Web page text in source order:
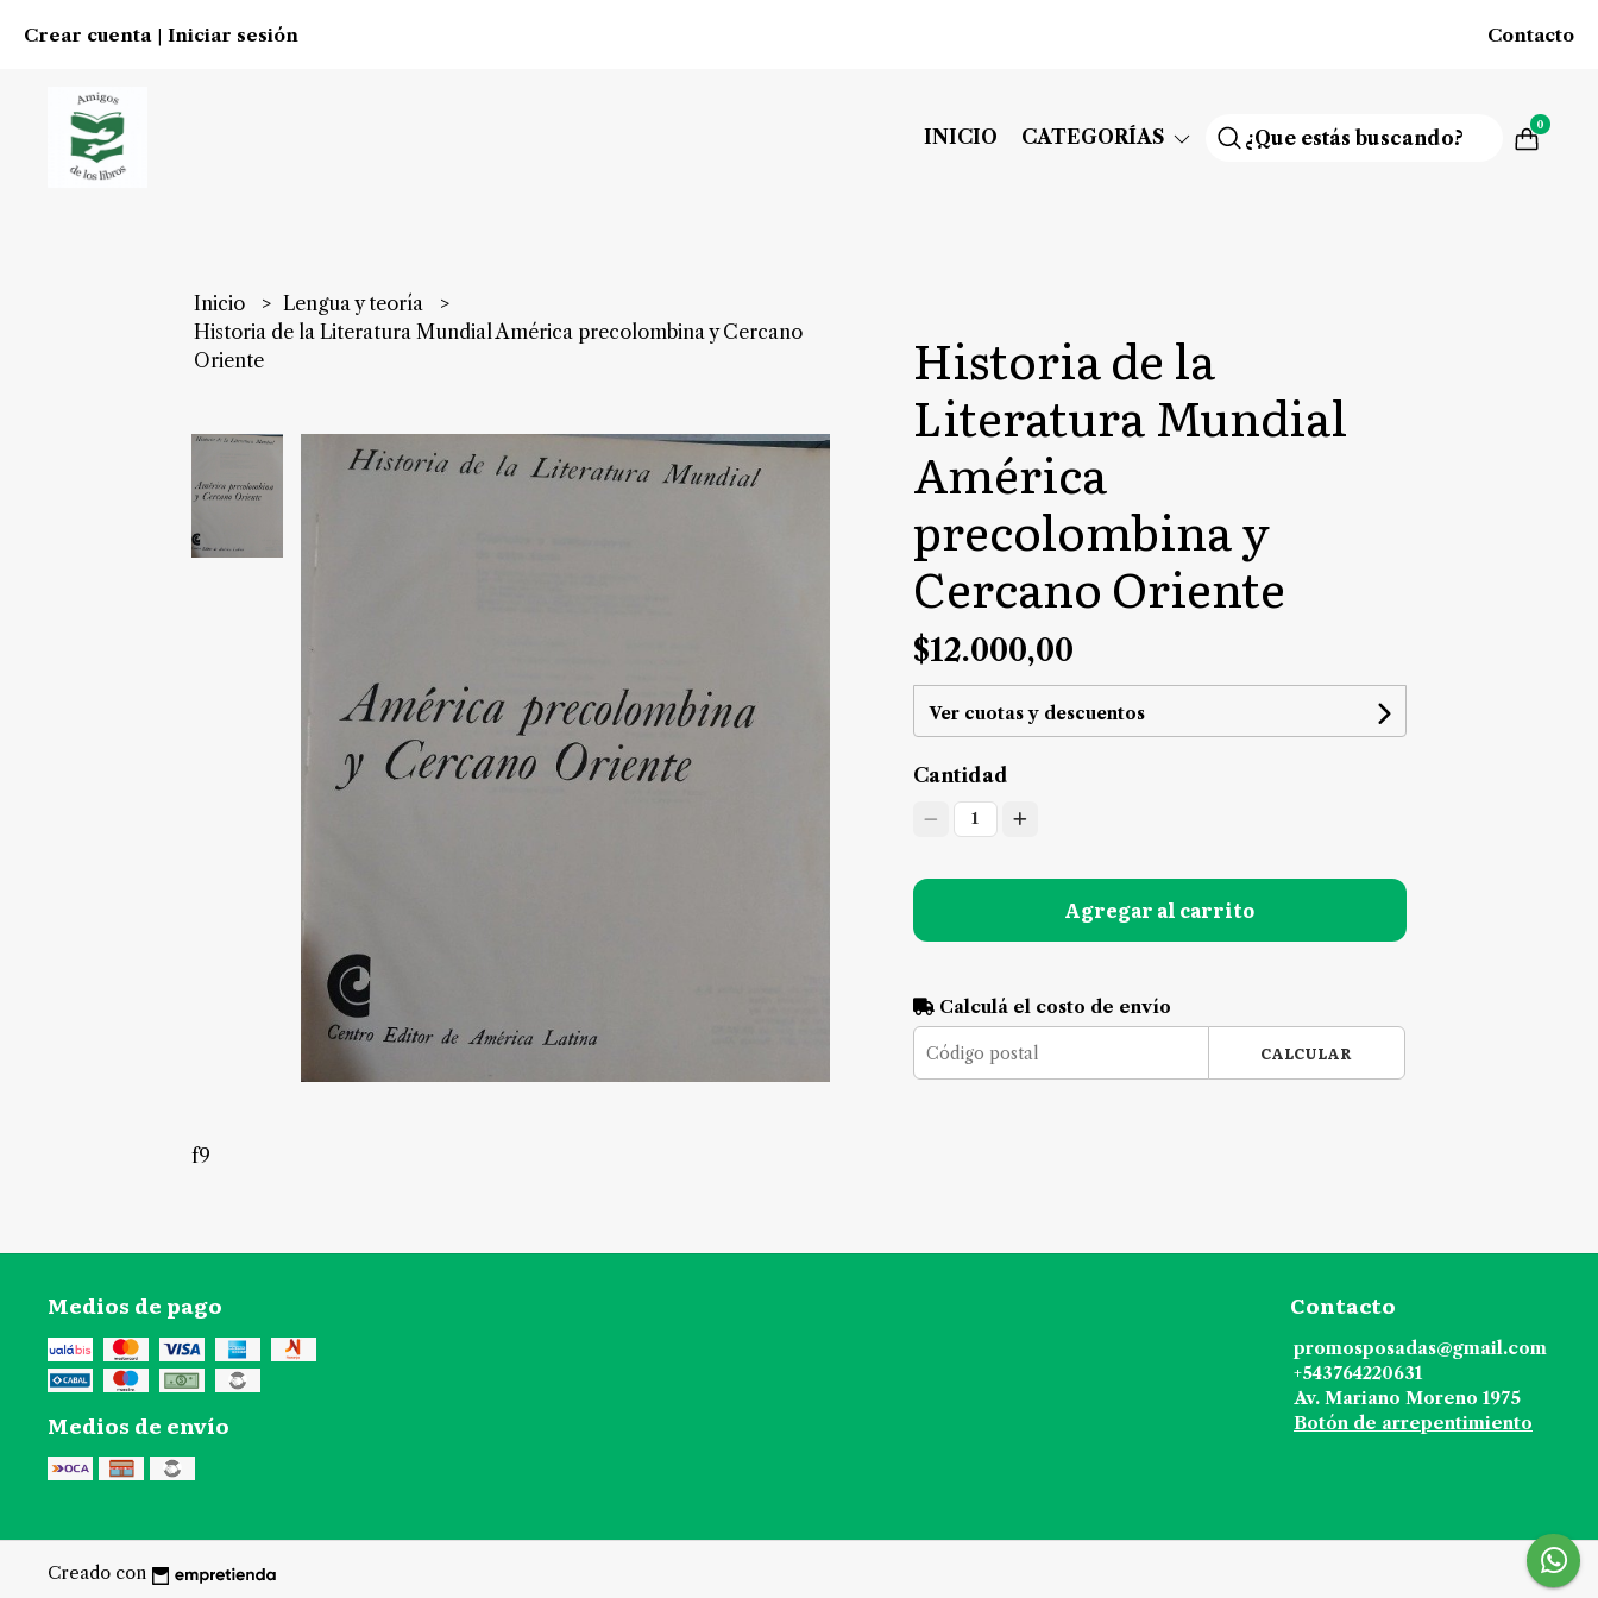
Crear cuenta Iniciar sesión Contacto
INICIO CATEGORÍAS
0
Inicio
Lengua y teoría
Historia de la Literatura Mundial América precolombina y Cercano
Oriente
f9
Historia de la
Literatura Mundial
América
precolombina y
Cercano Oriente
$12.000,00
Ver cuotas y descuentos
Cantidad
1
Agregar al carrito
Calculá el costo de envío
CALCULAR
Medios de pago
Medios de envío
Contacto
promosposadas@gmail.com
+543764220631
Av. Mariano Moreno 1975
Botón de arrepentimiento
Creado con